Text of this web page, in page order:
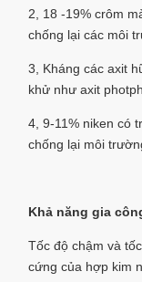
2, 18 -19% crôm
chống lại các môi
3, Kháng các axit
khử như axit
4, 9-11% niken có
chống lại môi
Khả năng gia
Tốc độ chậm và
cứng của hợp kim